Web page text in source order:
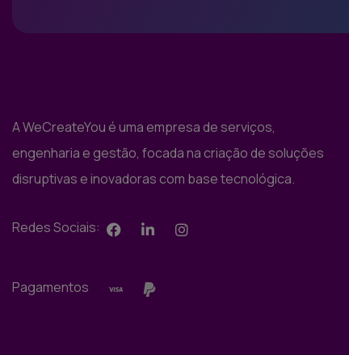
A WeCreateYou é uma empresa de serviços,
engenharia e gestão, focada na criação de soluções
disruptivas e inovadoras com base tecnológica.
Redes Sociais:
Pagamentos